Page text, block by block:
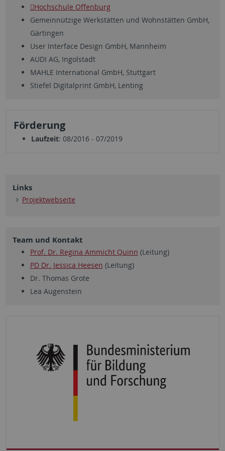
Hochschule Offenburg
Gemeinnützige Werkstätten und Wohnstätten GmbH,
Gärtingen
User Interface Design GmbH, Mannheim
AUDI AG, Ingolstadt
MAHLE International GmbH, Stuttgart
Stiefel Digitalprint GmbH, Lenting
Förderung
Laufzeit: 08/2016 - 07/2019
Links
Projektwebseite
Team und Kontakt
Prof. Dr. Regina Ammicht Quinn (Leitung)
PD Dr. Jessica Heesen (Leitung)
Dr. Thomas Grote
Lea Augenstein